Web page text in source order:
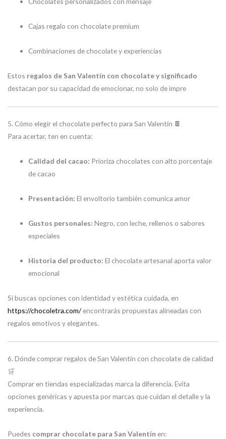
Cajas regalo con chocolate premium
Combinaciones de chocolate y experiencias
Estos regalos de San Valentín con chocolate y significado
destacan por su capacidad de emocionar, no solo de impre
5. Cómo elegir el chocolate perfecto para San Valentín 🍫
Para acertar, ten en cuenta:
Calidad del cacao: Prioriza chocolates con alto porcentaje
de cacao
Presentación: El envoltorio también comunica amor
Gustos personales: Negro, con leche, rellenos o sabores
especiales
Historia del producto: El chocolate artesanal aporta valor
emocional
Si buscas opciones con identidad y estética cuidada, en
https://chocoletra.com/ encontrarás propuestas alineadas con
regalos emotivos y elegantes.
6. Dónde comprar regalos de San Valentín con chocolate de calidad
🛒
Comprar en tiendas especializadas marca la diferencia. Evita
opciones genéricas y apuesta por marcas que cuidan el detalle y la
experiencia.
Puedes comprar chocolate para San Valentín en: